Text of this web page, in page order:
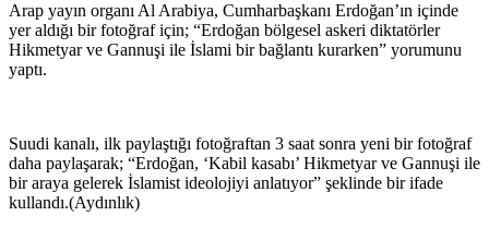
Arap yayın organı Al Arabiya, Cumharbaşkanı Erdoğan’ın içinde
yer aldığı bir fotoğraf için; “Erdoğan bölgesel askeri diktatörler
Hikmetyar ve Gannuşi ile İslami bir bağlantı kurarken” yorumunu
yaptı.
Suudi kanalı, ilk paylaştığı fotoğraftan 3 saat sonra yeni bir fotoğraf
daha paylaşarak; “Erdoğan, ‘Kabil kasabı’ Hikmetyar ve Gannuşi ile
bir araya gelerek İslamist ideolojiyi anlatıyor” şeklinde bir ifade
kullandı.(Aydınlık)